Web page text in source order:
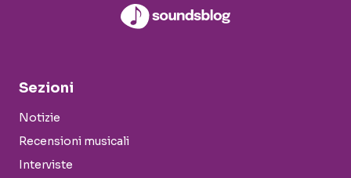
Sezioni
Notizie
Recensioni musicali
Interviste